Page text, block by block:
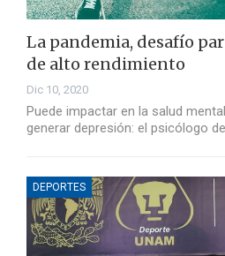
La pandemia, desafío
de alto rendimiento
Dic 10, 2020
Puede impactar en la salud
generar depresión: el psicólogo
DEPORTES